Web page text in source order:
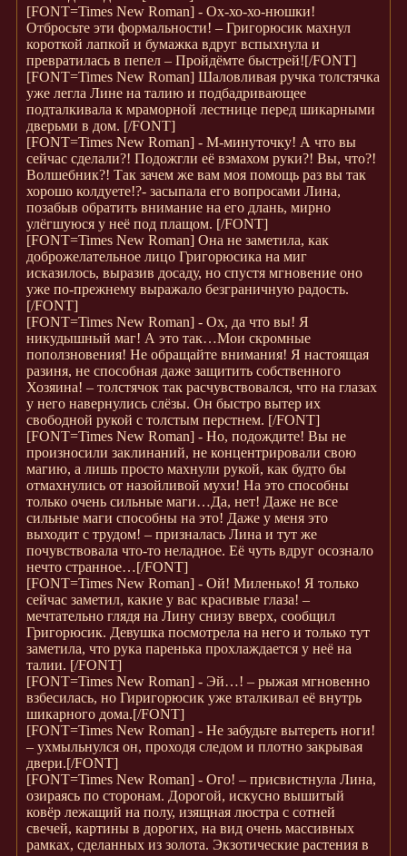
[FONT=Times New Roman] - Ох-хо-хо-нюшки!
Отбросьте эти формальности! – Григорюсик махнул
короткой лапкой и бумажка вдруг вспыхнула и
превратилась в пепел – Пройдёмте быстрей![/FONT]
[FONT=Times New Roman] Шаловливая ручка толстячка
уже легла Лине на талию и подбадривающее
подталкивала к мраморной лестнице перед шикарными
дверьми в дом. [/FONT]
[FONT=Times New Roman] - М-минуточку! А что вы
сейчас сделали?! Подожгли её взмахом руки?! Вы, что?!
Волшебник?! Так зачем же вам моя помощь раз вы так
хорошо колдуете!?- засыпала его вопросами Лина,
позабыв обратить внимание на его длань, мирно
улёгшуюся у неё под плащом. [/FONT]
[FONT=Times New Roman] Она не заметила, как
доброжелательное лицо Григорюсика на миг
исказилось, выразив досаду, но спустя мгновение оно
уже по-прежнему выражало безграничную радость.
[/FONT]
[FONT=Times New Roman] - Ох, да что вы! Я
никудышный маг! А это так…Мои скромные
поползновения! Не обращайте внимания! Я настоящая
разиня, не способная даже защитить собственного
Хозяина! – толстячок так расчувствовался, что на глазах
у него навернулись слёзы. Он быстро вытер их
свободной рукой с толстым перстнем. [/FONT]
[FONT=Times New Roman] - Но, подождите! Вы не
произносили заклинаний, не концентрировали свою
магию, а лишь просто махнули рукой, как будто бы
отмахнулись от назойливой мухи! На это способны
только очень сильные маги…Да, нет! Даже не все
сильные маги способны на это! Даже у меня это
выходит с трудом! – призналась Лина и тут же
почувствовала что-то неладное. Её чуть вдруг осознало
нечто странное…[/FONT]
[FONT=Times New Roman] - Ой! Миленько! Я только
сейчас заметил, какие у вас красивые глаза! –
мечтательно глядя на Лину снизу вверх, сообщил
Григорюсик. Девушка посмотрела на него и только тут
заметила, что рука паренька прохлаждается у неё на
талии. [/FONT]
[FONT=Times New Roman] - Эй…! – рыжая мгновенно
взбесилась, но Гиригорюсик уже вталкивал её внутрь
шикарного дома.[/FONT]
[FONT=Times New Roman] - Не забудьте вытереть ноги!
– ухмыльнулся он, проходя следом и плотно закрывая
двери.[/FONT]
[FONT=Times New Roman] - Ого! – присвистнула Лина,
озираясь по сторонам. Дорогой, искусно вышитый
ковёр лежащий на полу, изящная люстра с сотней
свечей, картины в дорогих, на вид очень массивных
рамках, сделанных из золота. Экзотические растения в